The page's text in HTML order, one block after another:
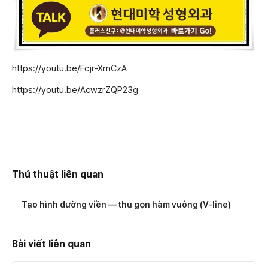
https://youtu.be/Fcjr-XrnCzA
https://youtu.be/AcwzrZQP23g
Thủ thuật liên quan
Tạo hình đường viền — thu gọn hàm vuông (V-line)
Bài viết liên quan